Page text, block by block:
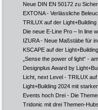
Neue DIN EN 50172 zu
EXTONA - Verlässliche
TRILUX auf der Light+Building
Die neue E-Line Pro – In line
IZURA - Neue Maßstäbe für
KSCAPE auf der
„Sense the power of light“ -
Designplus Award by
Licht, next Level - TRILUX
Light+Building 2024 mit
Events hoch Drei - Die
Tridonic mit drei Themen-